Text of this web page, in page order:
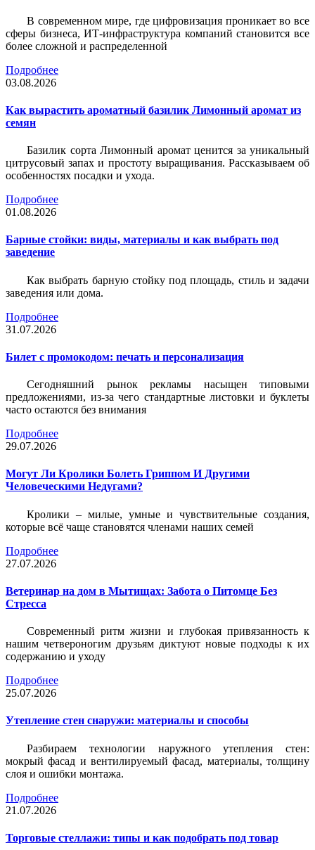
В современном мире, где цифровизация проникает во все
сферы бизнеса, ИТ-инфраструктура компаний становится все
более сложной и распределенной
Подробнее
03.08.2026
Как вырастить ароматный базилик Лимонный аромат из
семян
Базилик сорта Лимонный аромат ценится за уникальный
цитрусовый запах и простоту выращивания. Рассказываем об
особенностях посадки и ухода.
Подробнее
01.08.2026
Барные стойки: виды, материалы и как выбрать под
заведение
Как выбрать барную стойку под площадь, стиль и задачи
заведения или дома.
Подробнее
31.07.2026
Билет c промокодом: печать и персонализация
Сегодняшний рынок рекламы насыщен типовыми
предложениями, из-за чего стандартные листовки и буклеты
часто остаются без внимания
Подробнее
29.07.2026
Могут Ли Кролики Болеть Гриппом И Другими
Человеческими Недугами?
Кролики – милые, умные и чувствительные создания,
которые всё чаще становятся членами наших семей
Подробнее
27.07.2026
Ветеринар на дом в Мытищах: Забота о Питомце Без
Стресса
Современный ритм жизни и глубокая привязанность к
нашим четвероногим друзьям диктуют новые подходы к их
содержанию и уходу
Подробнее
25.07.2026
Утепление стен снаружи: материалы и способы
Разбираем технологии наружного утепления стен:
мокрый фасад и вентилируемый фасад, материалы, толщину
слоя и ошибки монтажа.
Подробнее
21.07.2026
Торговые стеллажи: типы и как подобрать под товар